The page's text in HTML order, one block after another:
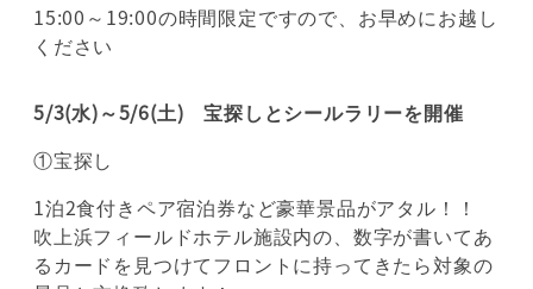
15:00～19:00の時間限定ですので、お早めにお越し
ください
5/3(水)～5/6(土) 宝探しとシールラリーを開催
①宝探し
1泊2食付きペア宿泊券など豪華景品がアタル！！
吹上浜フィールドホテル施設内の、数字が書いてあ
るカードを見つけてフロントに持ってきたら対象の